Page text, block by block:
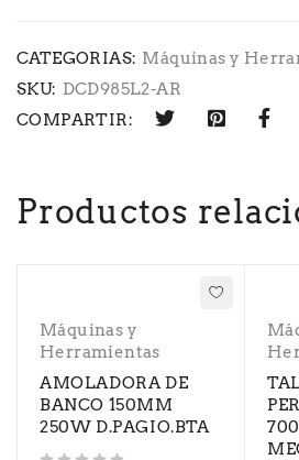
CATEGORIAS: Máquinas y
SKU: DCD985L2-AR
COMPARTIR:
Productos
Máquinas y
Herramientas
AMOLADORA DE
BANCO 150MM
250W D.PAGIO.BTA